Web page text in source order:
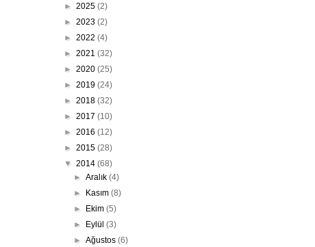
► 2025 (2)
► 2023 (2)
► 2022 (4)
► 2021 (32)
► 2020 (25)
► 2019 (24)
► 2018 (32)
► 2017 (10)
► 2016 (12)
► 2015 (28)
▼ 2014 (68)
►Aralık(4)
► Kasım(8)
► Ekim(5)
► Eylül(3)
►Ağustos(6)